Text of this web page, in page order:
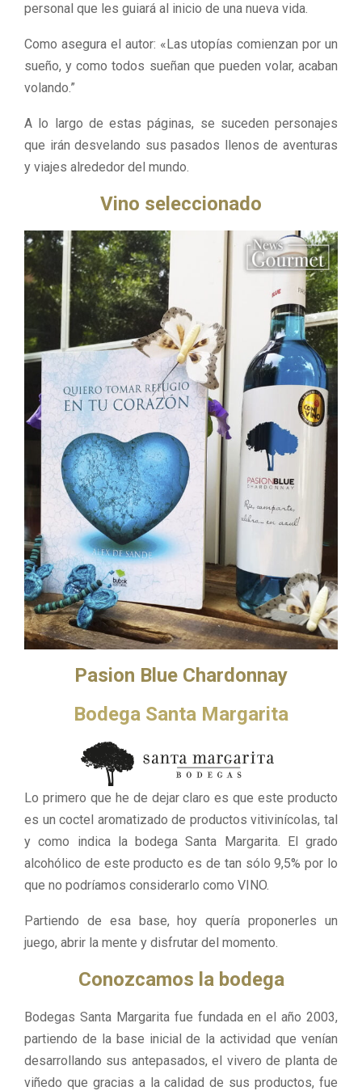
personal que les guiará al inicio de una nueva vida.
Como asegura el autor: «Las utopías comienzan por un
sueño, y como todos sueñan que pueden volar, acaban
volando.”
A lo largo de estas páginas, se suceden personajes
que irán desvelando sus pasados llenos de aventuras
y viajes alrededor del mundo.
Vino seleccionado
Pasion Blue Chardonnay
Bodega Santa Margarita
Lo primero que he de dejar claro es que este producto
es un coctel aromatizado de productos vitivinícolas, tal
y como indica la bodega Santa Margarita. El grado
alcohólico de este producto es de tan sólo 9,5% por lo
que no podríamos considerarlo como VINO.
Partiendo de esa base, hoy quería proponerles un
juego, abrir la mente y disfrutar del momento.
Conozcamos la bodega
Bodegas Santa Margarita fue fundada en el año 2003,
partiendo de la base inicial de la actividad que venían
desarrollando sus antepasados, el vivero de planta de
viñedo que gracias a la calidad de sus productos, fue